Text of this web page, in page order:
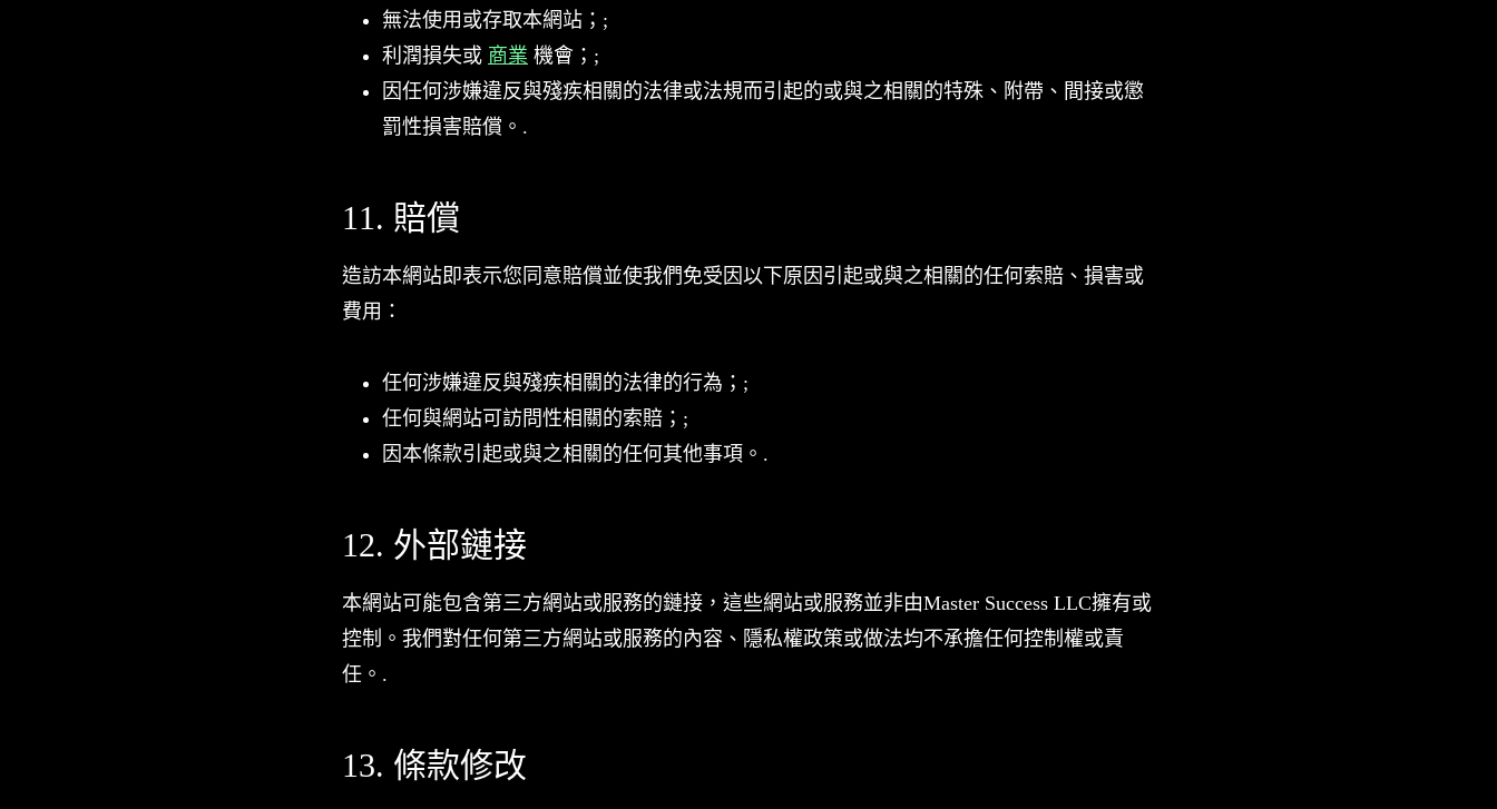
無法使用或存取本網站；;
利潤損失或 商業 機會；;
因任何涉嫌違反與殘疾相關的法律或法規而引起的或與之相關的特殊、附帶、間接或懲
罰性損害賠償。.
11. 賠償
造訪本網站即表示您同意賠償並使我們免受因以下原因引起或與之相關的任何索賠、損害或
費用：
任何涉嫌違反與殘疾相關的法律的行為；;
任何與網站可訪問性相關的索賠；;
因本條款引起或與之相關的任何其他事項。.
12. 外部鏈接
本網站可能包含第三方網站或服務的鏈接，這些網站或服務並非由Master Success LLC擁有或
控制。我們對任何第三方網站或服務的內容、隱私權政策或做法均不承擔任何控制權或責
任。.
13. 條款修改